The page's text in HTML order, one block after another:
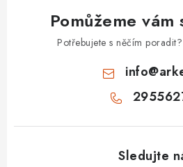
Pomůžeme vám
Potřebujete s něčím
info@